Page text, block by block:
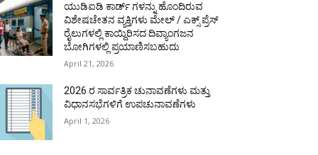
ಯುಡಿಐಡಿ ಕಾರ್ಡ್ ಗಳನ್ನು ಹೊಂದಿರುವ
ವಿಶೇಷಚೇತನ ವ್ಯಕ್ತಿಗಳು ಮೇಲ್ / ಎಕ್ಸ್ ಪ್ರೆಸ್
ರೈಲುಗಳಲ್ಲಿ ಕಾಯ್ದಿರಿಸದ ದಿವ್ಯಾಂಗಜನ
ಬೋಗಿಗಳಲ್ಲಿ ಪ್ರಯಾಣಿಸಬಹುದು
April 21, 2026
2026 ರ ಸಾರ್ವತ್ರಿಕ ಚುನಾವಣೆಗಳು ಮತ್ತು
ವಿಧಾನಸಭೆಗಳಿಗೆ ಉಪಚುನಾವಣೆಗಳು
April 1, 2026